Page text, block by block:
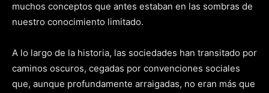
muchos conceptos que antes estaban en las sombras de
nuestro conocimiento limitado.
A lo largo de la historia, las sociedades han transitado por
caminos oscuros, cegadas por convenciones sociales
que, aunque profundamente arraigadas, no eran más que